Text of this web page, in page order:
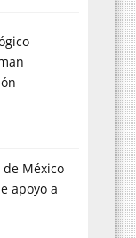
México
apoyo a